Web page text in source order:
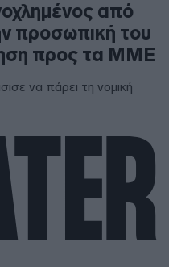
από
προσωπική του
προς τα ΜΜΕ
να πάρει τη νομική